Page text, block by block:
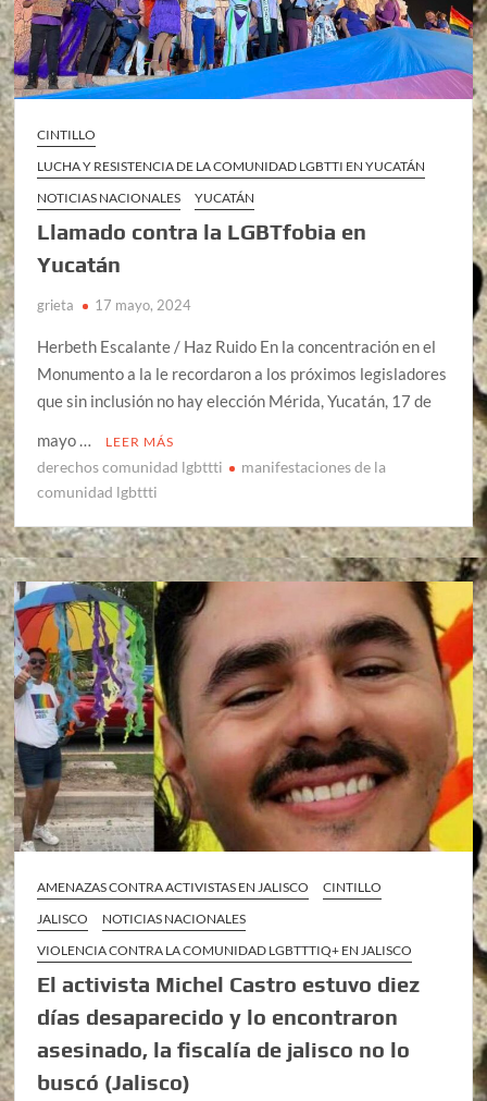
CINTILLO
LUCHA Y RESISTENCIA DE LA COMUNIDAD LGBTTI EN YUCATÁN
NOTICIAS NACIONALES
YUCATÁN
Llamado contra la LGBTfobia en
Yucatán
grieta 17 mayo, 2024
Herbeth Escalante / Haz Ruido En la concentración en el
Monumento a la le recordaron a los próximos legisladores
que sin inclusión no hay elección Mérida, Yucatán, 17 de
mayo …
LEER MÁS
derechos comunidad lgbttti
manifestaciones de la
comunidad lgbttti
AMENAZAS CONTRA ACTIVISTAS EN JALISCO
CINTILLO
JALISCO
NOTICIAS NACIONALES
VIOLENCIA CONTRA LA COMUNIDAD LGBTTTIQ+ EN JALISCO
El activista Michel Castro estuvo diez
días desaparecido y lo encontraron
asesinado, la fiscalía de jalisco no lo
buscó (Jalisco)